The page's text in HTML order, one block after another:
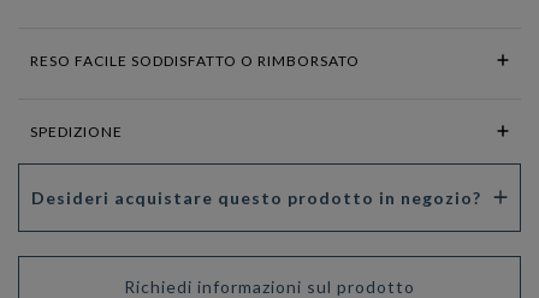
RESO FACILE SODDISFATTO O RIMBORSATO
SPEDIZIONE
Desideri acquistare questo prodotto in negozio?
Richiedi informazioni sul prodotto